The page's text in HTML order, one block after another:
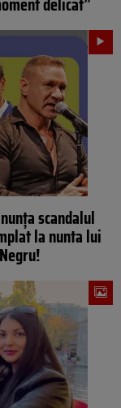
scandalul
la nunta lui